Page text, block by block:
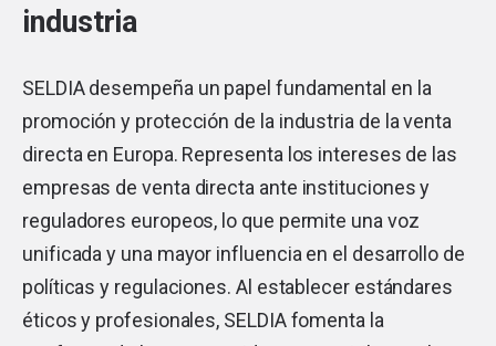
industria
SELDIA desempeña un papel fundamental en la
promoción y protección de la industria de la venta
directa en Europa. Representa los intereses de las
empresas de venta directa ante instituciones y
reguladores europeos, lo que permite una voz
unificada y una mayor influencia en el desarrollo de
políticas y regulaciones. Al establecer estándares
éticos y profesionales, SELDIA fomenta la